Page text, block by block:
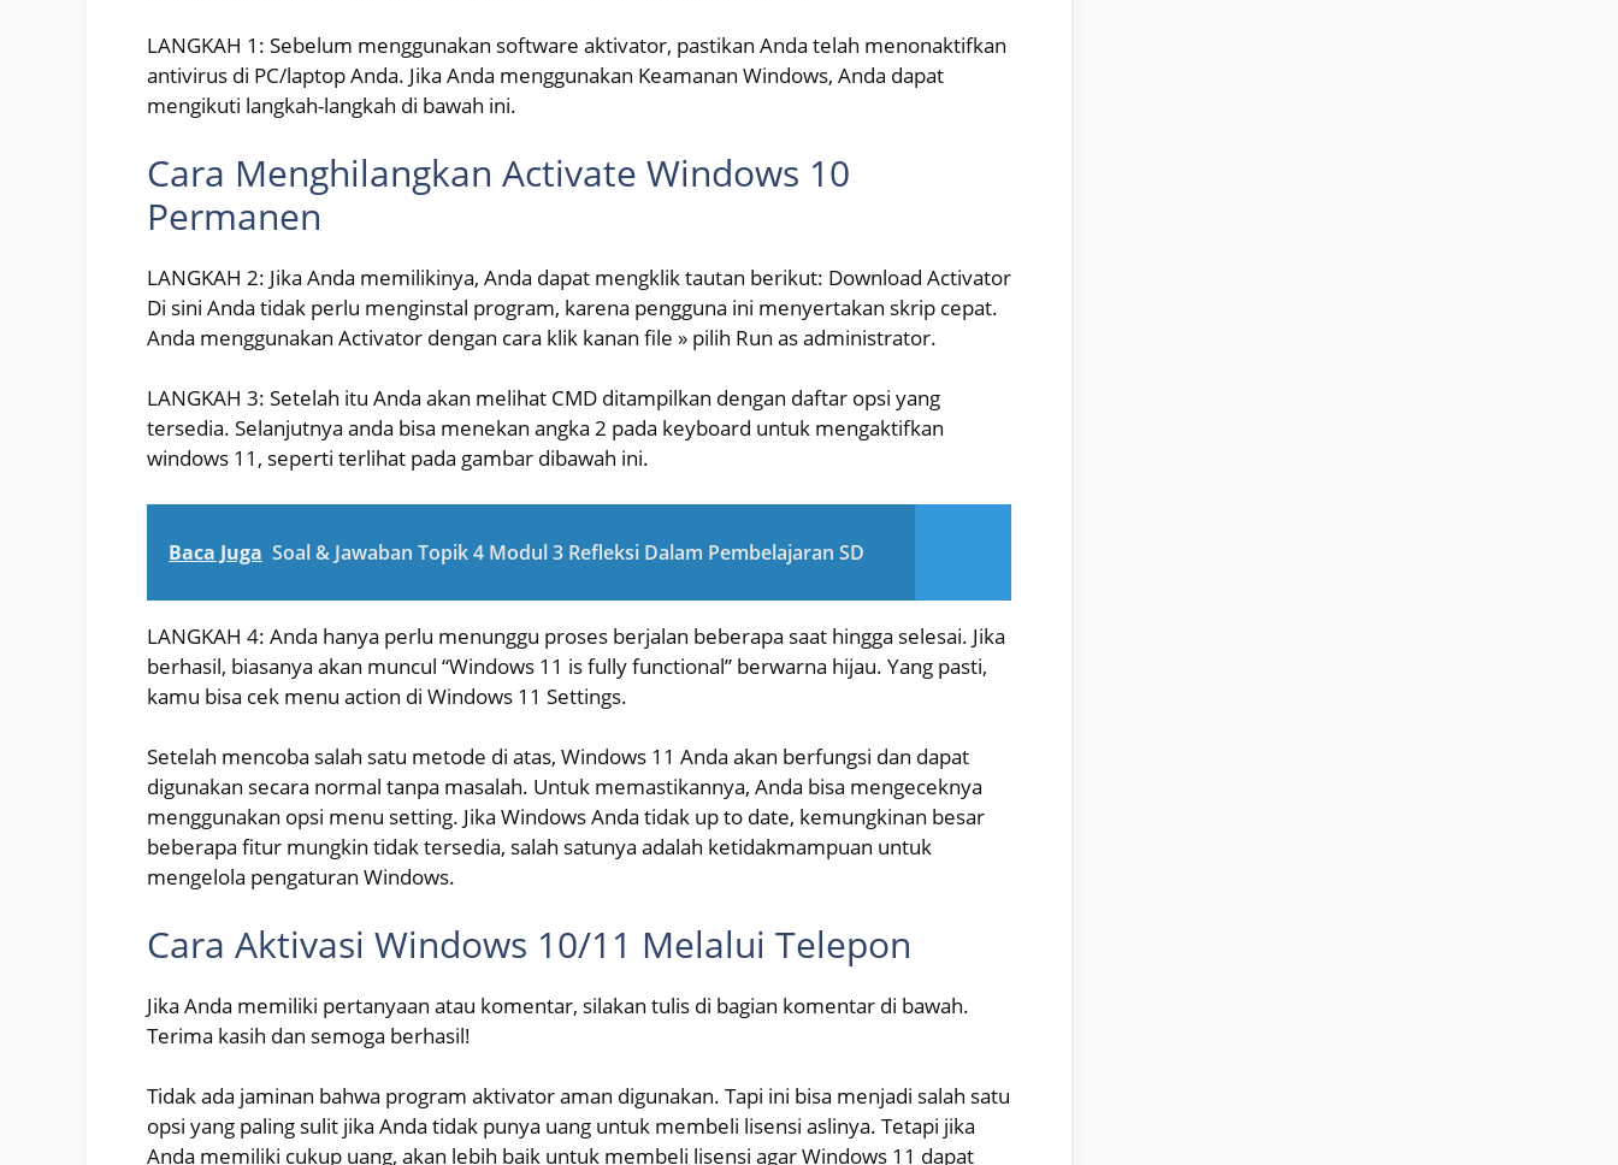
LANGKAH 1: Sebelum menggunakan software aktivator, pastikan Anda telah menonaktifkan
antivirus di PC/laptop Anda. Jika Anda menggunakan Keamanan Windows, Anda dapat
mengikuti langkah-langkah di bawah ini.
Cara Menghilangkan Activate Windows 10
Permanen
LANGKAH 2: Jika Anda memilikinya, Anda dapat mengklik tautan berikut: Download Activator
Di sini Anda tidak perlu menginstal program, karena pengguna ini menyertakan skrip cepat.
Anda menggunakan Activator dengan cara klik kanan file » pilih Run as administrator.
LANGKAH 3: Setelah itu Anda akan melihat CMD ditampilkan dengan daftar opsi yang
tersedia. Selanjutnya anda bisa menekan angka 2 pada keyboard untuk mengaktifkan
windows 11, seperti terlihat pada gambar dibawah ini.
Baca Juga Soal & Jawaban Topik 4 Modul 3 Refleksi Dalam Pembelajaran SD
LANGKAH 4: Anda hanya perlu menunggu proses berjalan beberapa saat hingga selesai. Jika
berhasil, biasanya akan muncul “Windows 11 is fully functional” berwarna hijau. Yang pasti,
kamu bisa cek menu action di Windows 11 Settings.
Setelah mencoba salah satu metode di atas, Windows 11 Anda akan berfungsi dan dapat
digunakan secara normal tanpa masalah. Untuk memastikannya, Anda bisa mengeceknya
menggunakan opsi menu setting. Jika Windows Anda tidak up to date, kemungkinan besar
beberapa fitur mungkin tidak tersedia, salah satunya adalah ketidakmampuan untuk
mengelola pengaturan Windows.
Cara Aktivasi Windows 10/11 Melalui Telepon
Jika Anda memiliki pertanyaan atau komentar, silakan tulis di bagian komentar di bawah.
Terima kasih dan semoga berhasil!
Tidak ada jaminan bahwa program aktivator aman digunakan. Tapi ini bisa menjadi salah satu
opsi yang paling sulit jika Anda tidak punya uang untuk membeli lisensi aslinya. Tetapi jika
Anda memiliki cukup uang, akan lebih baik untuk membeli lisensi agar Windows 11 dapat